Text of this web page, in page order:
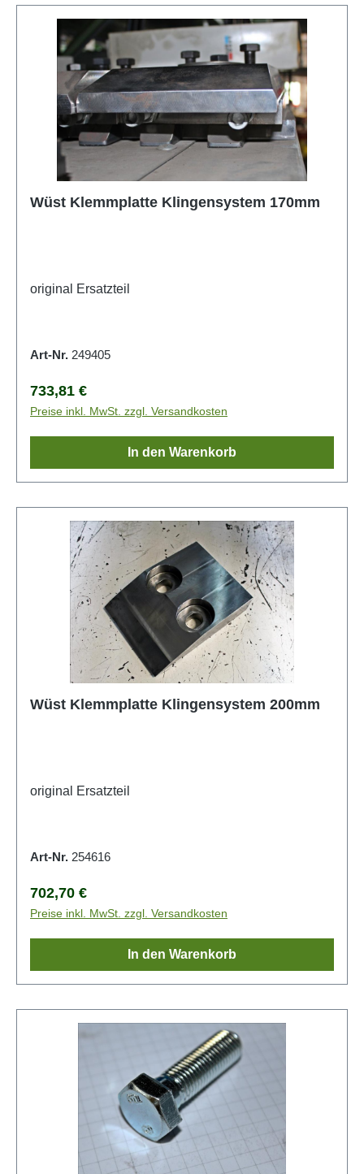
Wüst Klemmplatte Klingensystem 170mm
original Ersatzteil
Art-Nr. 249405
Regulärer Preis:
733,81 €
Preise inkl. MwSt. zzgl. Versandkosten
In den Warenkorb
Wüst Klemmplatte Klingensystem 200mm
original Ersatzteil
Art-Nr. 254616
Regulärer Preis:
702,70 €
Preise inkl. MwSt. zzgl. Versandkosten
In den Warenkorb